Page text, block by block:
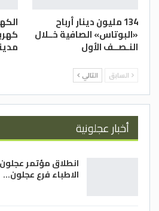
134 مليون دينار أرباح
«البوتاس» الصافية خــلال
النـصــف الأول
السابق التالي
أخبار عجلونية
انطلاق مؤتمر
الاطباء فرع عجلون…